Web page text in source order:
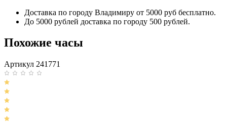
Доставка по городу Владимиру от 5000 руб бесплатно.
До 5000 рублей доставка по городу 500 рублей.
Похожие часы
Артикул 241771